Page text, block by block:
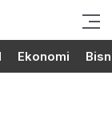
Ekonomi